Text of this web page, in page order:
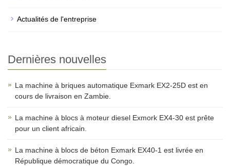
Actualités de l'entreprise
Dernières nouvelles
La machine à briques automatique Exmark EX2-25D est en
cours de livraison en Zambie.
La machine à blocs à moteur diesel Exmork EX4-30 est prête
pour un client africain.
La machine à blocs de béton Exmark EX40-1 est livrée en
République démocratique du Congo.